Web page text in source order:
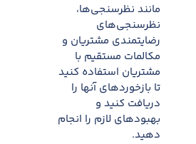
مانند نظرسنجی‌ها،
نظرسنجی‌های
رضایتمندی مشتریان و
مکالمات مستقیم با
مشتریان استفاده کنید
تا بازخوردهای آنها را
دریافت کنید و
بهبودهای لازم را انجام
دهید.